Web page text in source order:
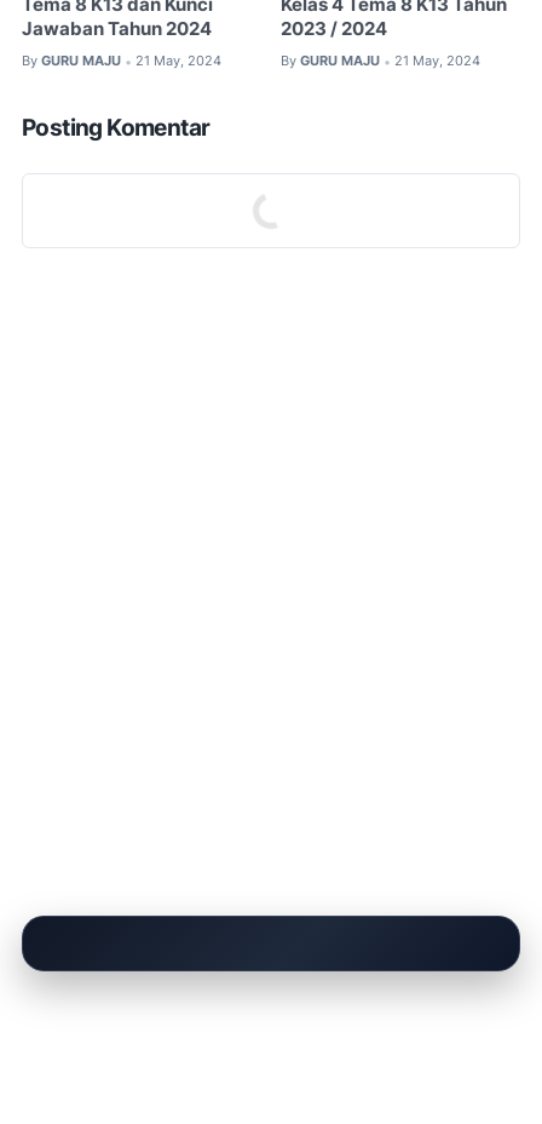
Tema 8 K13 dan Kunci
Jawaban Tahun 2024
By GURU MAJU • 21 May, 2024
Kelas 4 Tema 8 K13 Tahun
2023 / 2024
By GURU MAJU • 21 May, 2024
Posting Komentar